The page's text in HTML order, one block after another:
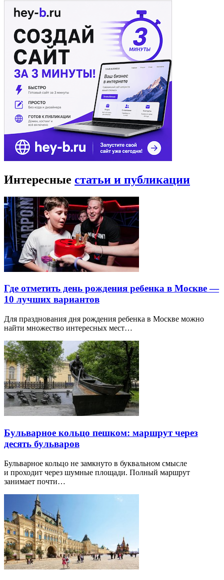
Интересные статьи и публикации
Где отметить день рождения ребенка в Москве —
10 лучших вариантов
Для празднования дня рождения ребенка в Москве можно
найти множество интересных мест…
Бульварное кольцо пешком: маршрут через
десять бульваров
Бульварное кольцо не замкнуто в буквальном смысле
и проходит через шумные площади. Полный маршрут
занимает почти…